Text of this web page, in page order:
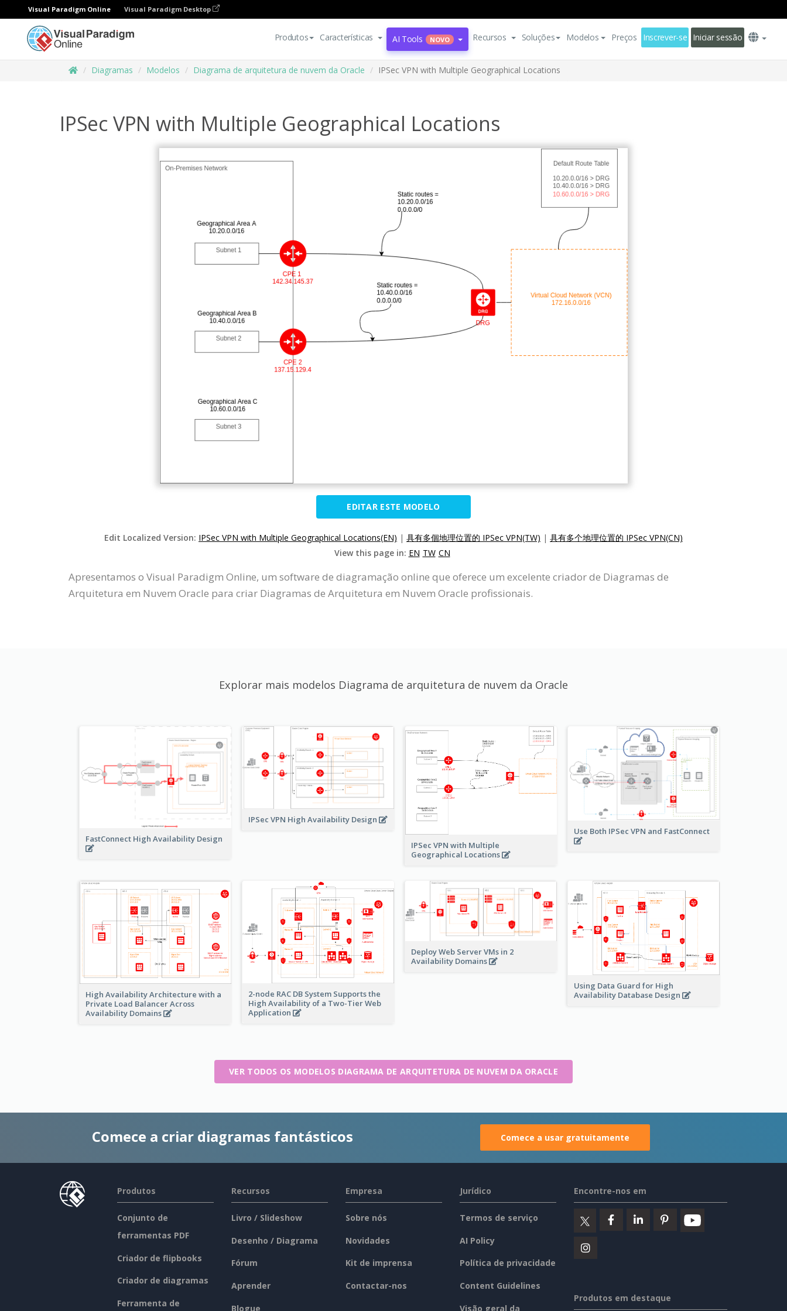
Visual Paradigm Online Visual Paradigm Desktop
Produtos Características AI Tools NOVO Recursos Soluções Modelos Preços Inscrever-se Iniciar sessão
Diagramas Modelos Diagrama de arquitetura de nuvem da Oracle IPSec VPN with Multiple Geographical Locations
IPSec VPN with Multiple Geographical Locations
EDITAR ESTE MODELO
Edit Localized Version: IPSec VPN with Multiple Geographical Locations(EN) | 具有多個地理位置的 IPSec VPN(TW) | 具有多个地理位置的 IPSec VPN(CN)
View this page in: EN TW CN
Apresentamos o Visual Paradigm Online, um software de diagramação online que oferece um excelente criador de Diagramas de
Arquitetura em Nuvem Oracle para criar Diagramas de Arquitetura em Nuvem Oracle profissionais.
Explorar mais modelos Diagrama de arquitetura de nuvem da Oracle
FastConnect High Availability Design
IPSec VPN High Availability Design
IPSec VPN with Multiple
Geographical Locations
Use Both IPSec VPN and FastConnect
High Availability Architecture with a
Private Load Balancer Across
Availability Domains
2-node RAC DB System Supports the
High Availability of a Two-Tier Web
Application
Deploy Web Server VMs in 2
Availability Domains
Using Data Guard for High
Availability Database Design
VER TODOS OS MODELOS DIAGRAMA DE ARQUITETURA DE NUVEM DA ORACLE
Comece a criar diagramas fantásticos Comece a usar gratuitamente
Produtos
Conjunto de
ferramentas PDF
Criador de flipbooks
Criador de diagramas
Ferramenta de
Recursos
Livro / Slideshow
Desenho / Diagrama
Fórum
Aprender
Blogue
Empresa
Sobre nós
Novidades
Kit de imprensa
Contactar-nos
Jurídico
Termos de serviço
AI Policy
Política de privacidade
Content Guidelines
Visão geral da
Encontre-nos em
Produtos em destaque